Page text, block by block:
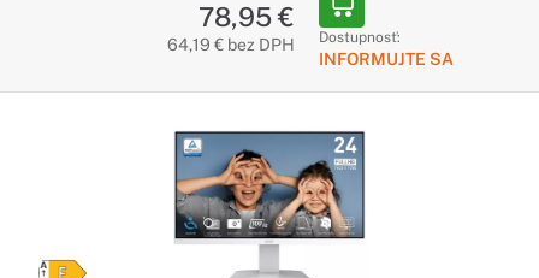
78,95 €
64,19 € bez DPH Dostupnosť:
INFORMUJTE SA